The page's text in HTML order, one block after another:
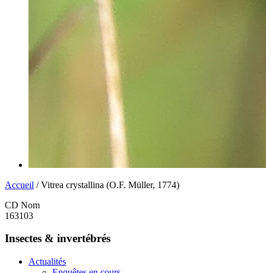
Accueil / Vitrea crystallina (O.F. Müller, 1774)
CD Nom
163103
Insectes & invertébrés
Actualités